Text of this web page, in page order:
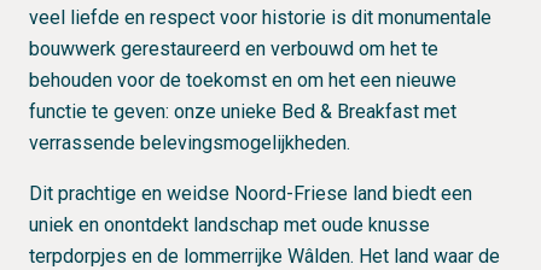
veel liefde en respect voor historie is dit monumentale
bouwwerk gerestaureerd en verbouwd om het te
behouden voor de toekomst en om het een nieuwe
functie te geven: onze unieke Bed & Breakfast met
verrassende belevingsmogelijkheden.
Dit prachtige en weidse Noord-Friese land biedt een
uniek en onontdekt landschap met oude knusse
terpdorpjes en de lommerrijke Wâlden. Het land waar de